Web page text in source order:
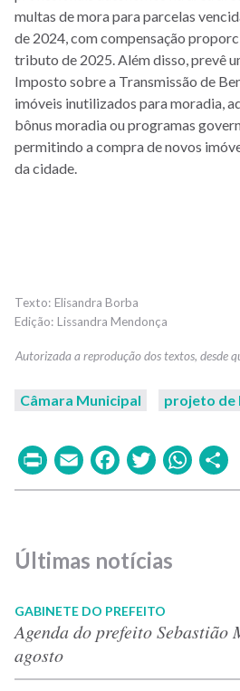
multas de mora para parcelas
de 2024, com compensação
tributo de 2025. Além disso, prevê
Imposto sobre a Transmissão de
imóveis inutilizados para moradia,
bônus moradia ou programas
permitindo a compra de novos
da cidade.
Elisandra Borba
Lissandra Mendonça
Câmara Municipal projeto de
PrintEmailFacebook
Twitter
Últimas notícias
GABINETE DO PREFEITO
Agenda do prefeito Sebastião
agosto